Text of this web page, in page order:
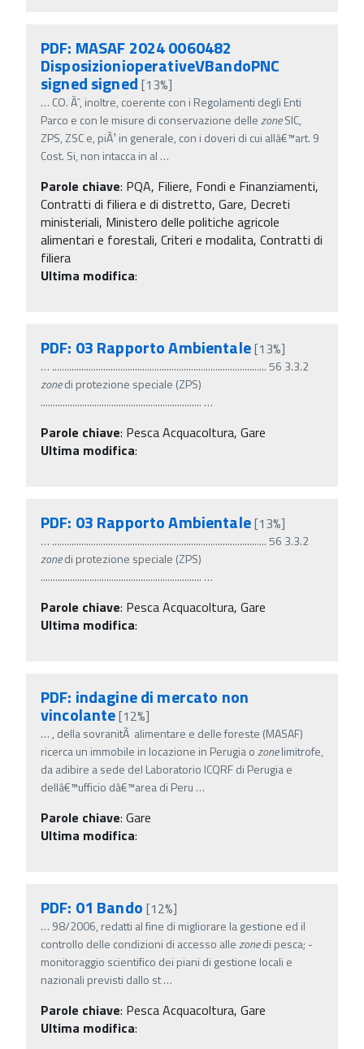
PDF: MASAF 2024 0060482
DisposizionioperativeVBandoPNC
signed signed[13%]
… CO. Ãˆ, inoltre, coerente con i Regolamenti degli Enti
Parco e con le misure di conservazione dellezoneSIC,
ZPS, ZSC e, piÃ¹ in generale, con i doveri di cui allâ€™art. 9
Cost. Si, non intacca in al …
Parole chiave: PQA, Filiere, Fondi e Finanziamenti,
Contratti di filiera e di distretto, Gare, Decreti
ministeriali, Ministero delle politiche agricole
alimentari e forestali, Criteri e modalita, Contratti di
filiera
Ultima modifica:
PDF: 03 Rapporto Ambientale[13%]
… ........................................................................................ 56 3.3.2
zonedi protezione speciale (ZPS)
.................................................................. …
Parole chiave: Pesca Acquacoltura, Gare
Ultima modifica:
PDF: 03 Rapporto Ambientale[13%]
… ........................................................................................ 56 3.3.2
zonedi protezione speciale (ZPS)
.................................................................. …
Parole chiave: Pesca Acquacoltura, Gare
Ultima modifica:
PDF: indagine di mercato non
vincolante[12%]
… , della sovranitÃ alimentare e delle foreste (MASAF)
ricerca un immobile in locazione in Perugia ozonelimitrofe,
da adibire a sede del Laboratorio ICQRF di Perugia e
dellâ€™ufficio dâ€™area di Peru …
Parole chiave: Gare
Ultima modifica:
PDF: 01 Bando [12%]
… 98/2006, redatti al fine di migliorare la gestione ed il
controllo delle condizioni di accesso allezonedi pesca; -
monitoraggio scientifico dei piani di gestione locali e
nazionali previsti dallo st…
Parole chiave: Pesca Acquacoltura, Gare
Ultima modifica: